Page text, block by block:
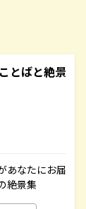
とばと絶景
あなたにお届
絶景集